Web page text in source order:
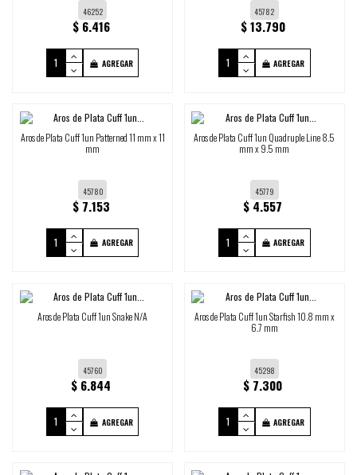
46252
$ 6.416
AGREGAR
45782
$ 13.790
AGREGAR
Aros de Plata Cuff 1un Patterned 11 mm x 11
mm
45780
$ 7.153
AGREGAR
Aros de Plata Cuff 1un Quadruple Line 8.5
mm x 9.5 mm
45779
$ 4.557
AGREGAR
Aros de Plata Cuff 1un Snake N/A
45760
$ 6.844
AGREGAR
Aros de Plata Cuff 1un Starfish 10.8 mm x
6.7 mm
45298
$ 7.300
AGREGAR